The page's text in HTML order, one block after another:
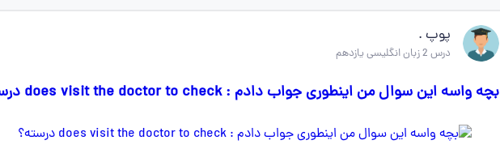
پوپ .
درس 2 زبان انگلیسی یازدهم
بچه واسه این سوال من اینطوری جواب دادم : does visit the doctor to check درسته؟